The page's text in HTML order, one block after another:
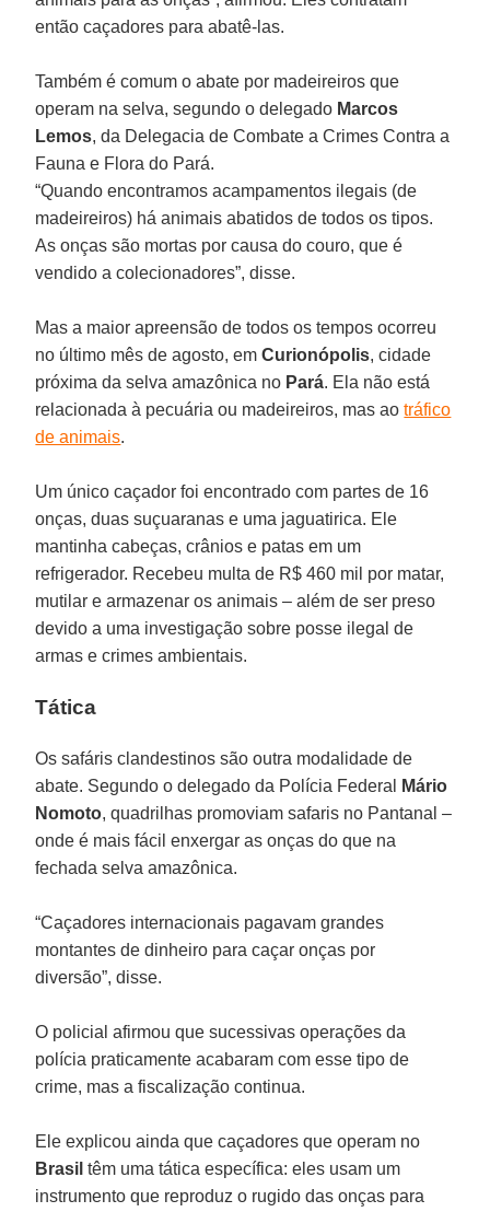
então caçadores para abatê-las.
Também é comum o abate por madeireiros que
operam na selva, segundo o delegado Marcos
Lemos, da Delegacia de Combate a Crimes Contra a
Fauna e Flora do Pará.
“Quando encontramos acampamentos ilegais (de
madeireiros) há animais abatidos de todos os tipos.
As onças são mortas por causa do couro, que é
vendido a colecionadores”, disse.
Mas a maior apreensão de todos os tempos ocorreu
no último mês de agosto, emCurionópolis, cidade
próxima da selva amazônica no Pará. Ela não está
relacionada à pecuária ou madeireiros, mas aotráfico
de animais.
Um único caçador foi encontrado com partes de 16
onças, duas suçuaranas e uma jaguatirica. Ele
mantinha cabeças, crânios e patas em um
refrigerador. Recebeu multa de R$ 460 mil por matar,
mutilar e armazenar os animais – além de ser preso
devido a uma investigação sobre posse ilegal de
armas e crimes ambientais.
Tática
Os safáris clandestinos são outra modalidade de
abate. Segundo o delegado da Polícia Federal
Mário
Nomoto, quadrilhas promoviam safaris no Pantanal –
onde é mais fácil enxergar as onças do que na
fechada selva amazônica.
“Caçadores internacionais pagavam grandes
montantes de dinheiro para caçar onças por
diversão”, disse.
O policial afirmou que sucessivas operações da
polícia praticamente acabaram com esse tipo de
crime, mas a fiscalização continua.
Ele explicou ainda que caçadores que operam no
Brasil têm uma tática específica: eles usam um
instrumento que reproduz o rugido das onças para